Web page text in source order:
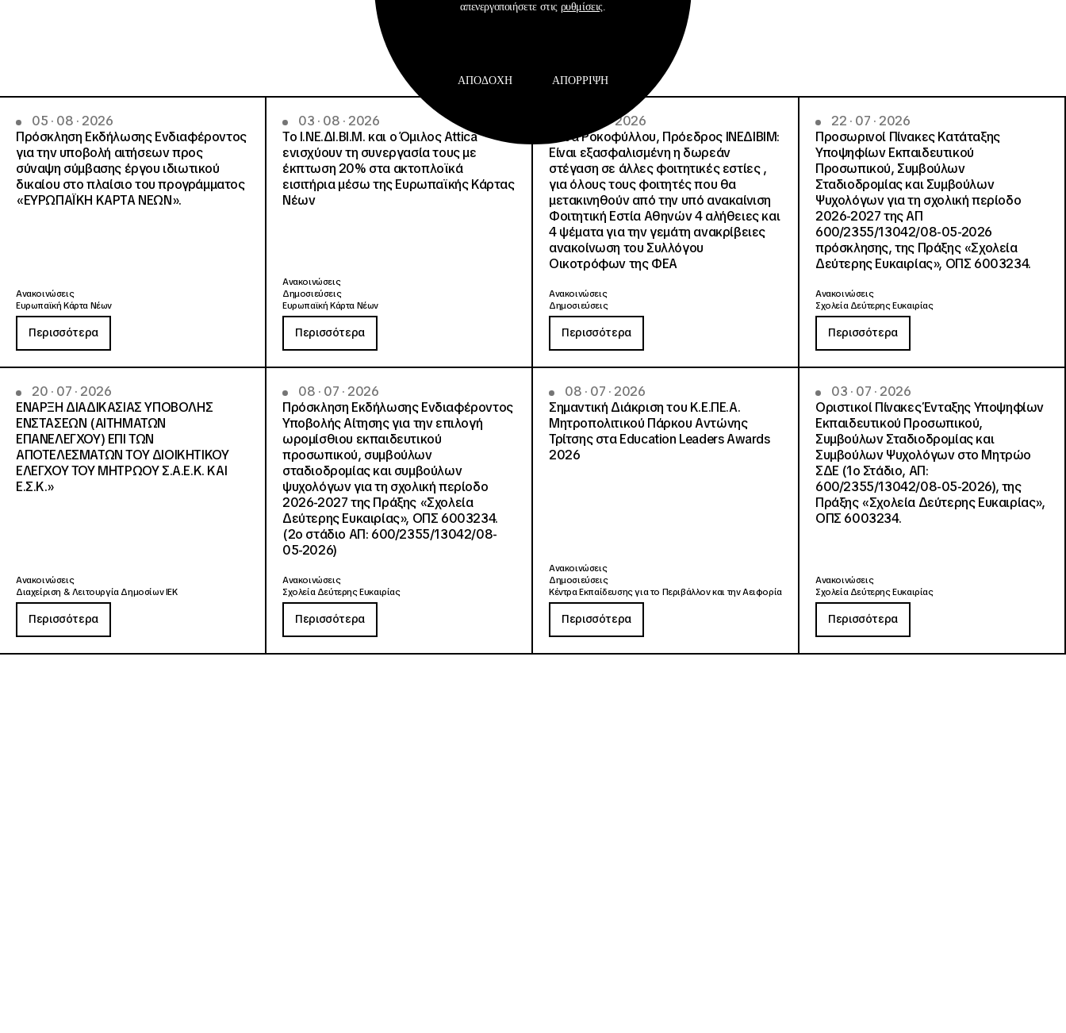
05 · 08 · 2026
Πρόσκληση Εκδήλωσης Ενδιαφέροντος
για την υποβολή αιτήσεων προς
σύναψη σύμβασης έργου ιδιωτικού
δικαίου στο πλαίσιο του προγράμματος
«ΕΥΡΩΠΑΪΚΗ ΚΑΡΤΑ ΝΕΩΝ».
Ανακοινώσεις
Ευρωπαϊκή Κάρτα Νέων
Περισσότερα
03 · 08 · 2026
Το Ι.ΝΕ.ΔΙ.ΒΙ.Μ. και o Όμιλος Attica
ενισχύουν τη συνεργασία τους με
έκπτωση 20% στα ακτοπλοϊκά
εισιτήρια μέσω της Ευρωπαϊκής Κάρτας
Νέων
Ανακοινώσεις
Δημοσιεύσεις
Ευρωπαϊκή Κάρτα Νέων
Περισσότερα
02 · 08 · 2026
Άννα Ροκοφύλλου, Πρόεδρος ΙΝΕΔΙΒΙΜ:
Είναι εξασφαλισμένη η δωρεάν
στέγαση σε άλλες φοιτητικές εστίες ,
για όλους τους φοιτητές που θα
μετακινηθούν από την υπό ανακαίνιση
Φοιτητική Εστία Αθηνών 4 αλήθειες και
4 ψέματα για την γεμάτη ανακρίβειες
ανακοίνωση του Συλλόγου
Οικοτρόφων της ΦΕΑ
Ανακοινώσεις
Δημοσιεύσεις
Περισσότερα
22 · 07 · 2026
Προσωρινοί Πίνακες Κατάταξης
Υποψηφίων Εκπαιδευτικού
Προσωπικού, Συμβούλων
Σταδιοδρομίας και Συμβούλων
Ψυχολόγων για τη σχολική περίοδο
2026-2027 της ΑΠ
600/2355/13042/08-05-2026
πρόσκλησης, της Πράξης «Σχολεία
Δεύτερης Ευκαιρίας», ΟΠΣ 6003234.
Ανακοινώσεις
Σχολεία Δεύτερης Ευκαιρίας
Περισσότερα
20 · 07 · 2026
ΕΝΑΡΞΗ ΔΙΑΔΙΚΑΣΙΑΣ ΥΠΟΒΟΛΗΣ
ΕΝΣΤΑΣΕΩΝ (ΑΙΤΗΜΑΤΩΝ
ΕΠΑΝΕΛΕΓΧΟΥ) ΕΠΙ ΤΩΝ
ΑΠΟΤΕΛΕΣΜΑΤΩΝ ΤΟΥ ΔΙΟΙΚΗΤΙΚΟΥ
ΕΛΕΓΧΟΥ ΤΟΥ ΜΗΤΡΩΟΥ Σ.Α.Ε.Κ. ΚΑΙ
Ε.Σ.Κ.»
Ανακοινώσεις
Διαχείριση & Λειτουργία Δημοσίων ΙΕΚ
Περισσότερα
08 · 07 · 2026
Πρόσκληση Εκδήλωσης Ενδιαφέροντος
Υποβολής Αίτησης για την επιλογή
ωρομίσθιου εκπαιδευτικού
προσωπικού, συμβούλων
σταδιοδρομίας και συμβούλων
ψυχολόγων για τη σχολική περίοδο
2026-2027 της Πράξης «Σχολεία
Δεύτερης Ευκαιρίας», ΟΠΣ 6003234.
(2ο στάδιο ΑΠ: 600/2355/13042/08-
05-2026)
Ανακοινώσεις
Σχολεία Δεύτερης Ευκαιρίας
Περισσότερα
08 · 07 · 2026
Σημαντική Διάκριση του Κ.Ε.ΠΕ.Α.
Μητροπολιτικού Πάρκου Αντώνης
Τρίτσης στα Education Leaders Awards
2026
Ανακοινώσεις
Δημοσιεύσεις
Κέντρα Εκπαίδευσης για το Περιβάλλον και την Αειφορία
Περισσότερα
03 · 07 · 2026
Οριστικοί Πίνακες Ένταξης Υποψηφίων
Εκπαιδευτικού Προσωπικού,
Συμβούλων Σταδιοδρομίας και
Συμβούλων Ψυχολόγων στο Μητρώο
ΣΔΕ (1ο Στάδιο, ΑΠ:
600/2355/13042/08-05-2026), της
Πράξης «Σχολεία Δεύτερης Ευκαιρίας»,
ΟΠΣ 6003234.
Ανακοινώσεις
Σχολεία Δεύτερης Ευκαιρίας
Περισσότερα
απενεργοποιήσετε στις ρυθμίσεις.
ΑΠΟΔΟΧΉ ΑΠΌΡΡΙΨΗ